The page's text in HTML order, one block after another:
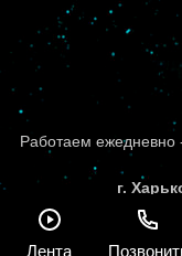
Работаем ежедневно
г.
Лента